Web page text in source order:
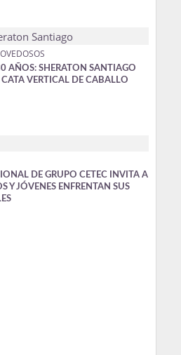
AÑOS: SHERATON SANTIAGO
VERTICAL DE CABALLO
DE GRUPO CETEC INVITA A
Y JÓVENES ENFRENTAN SUS